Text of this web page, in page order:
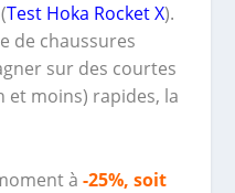
Test Hoka Rocket X).
de chaussures
sur des courtes
et moins) rapides, la
à -25%, soit